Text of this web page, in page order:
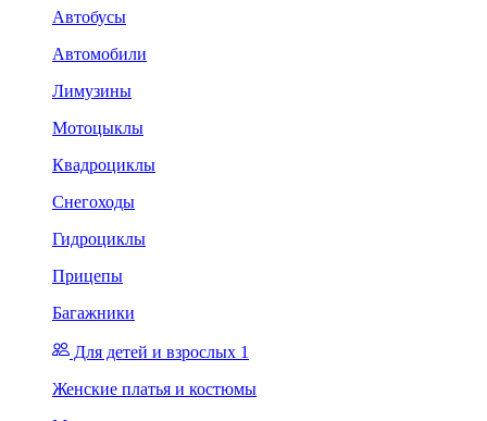
Автобусы
Автомобили
Лимузины
Мотоцыклы
Квадроциклы
Снегоходы
Гидроциклы
Прицепы
Багажники
Для детей и взрослых 1
Женские платья и костюмы